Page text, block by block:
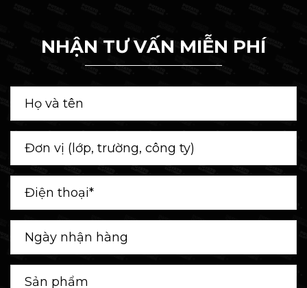
NHẬN TƯ VẤN MIỄN PHÍ